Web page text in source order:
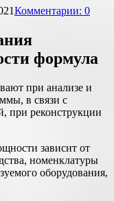
Комментарии: 0
формула
при анализе и
в связи с
при реконструкции
зависит от
номенклатуры
оборудования,